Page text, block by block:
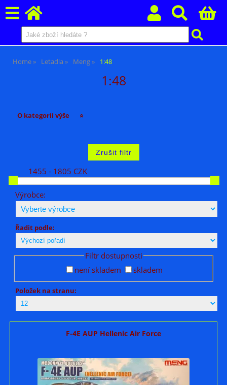
Home Letadla Meng 1:48
1:48
O kategorii výše
1455 - 1805 CZK
Výrobce:
Řadit podle:
Filtr dostupnosti
není skladem
skladem
Položek na stranu:
F-4E AUP Hellenic Air Force